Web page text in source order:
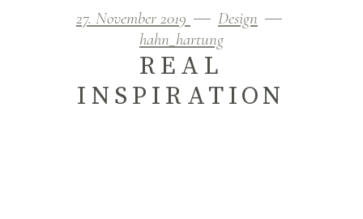
27. November 2019
Design
hahn_hartung
REAL
INSPIRATION